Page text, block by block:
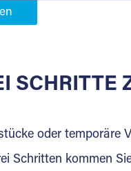
gebaut wurde?
SCHRITTE
oder temporäre
Schritten kommen